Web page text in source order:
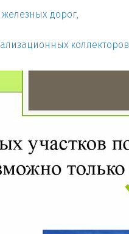
дорог,
коллекторов